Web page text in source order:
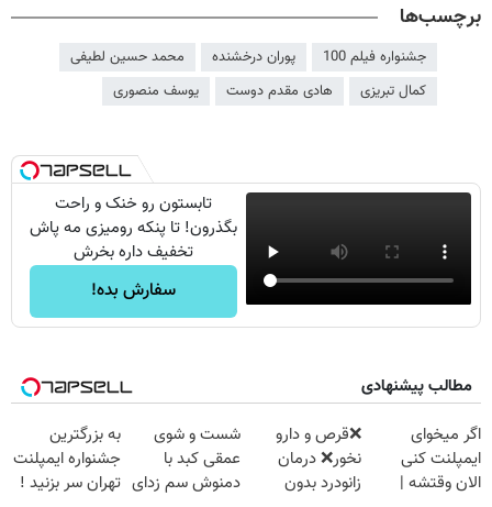
برچسب‌ها
جشنواره فیلم 100 پوران درخشنده
محمد حسین لطیفی
کمال تبریزی
هادی مقدم دوست یوسف منصوری
تابستون رو خنک و راحت
بگذرون! تا پنکه رومیزی مه پاش
تخفیف داره بخرش
سفارش بده!
مطالب پیشنهادی
اگر میخوای
ایمپلنت کنی
الان وقتشه |
❌قرص‌ و دارو
نخور❌ درمان
زانودرد بدون
شست و شوی
عمقی کبد با
دمنوش سم زدای
به بزرگترین
جشنواره ایمپلنت
تهران سر بزنید !